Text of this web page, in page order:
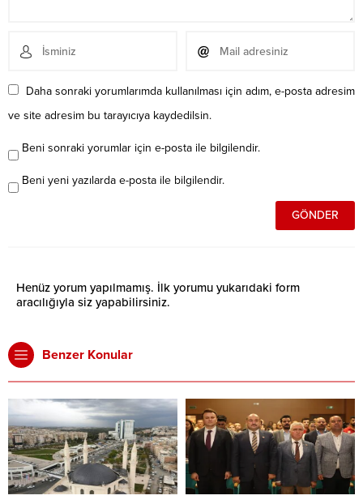
Daha sonraki yorumlarımda kullanılması için adım, e-posta adresim
ve site adresim bu tarayıcıya kaydedilsin.
Beni sonraki yorumlar için e-posta ile bilgilendir.
Beni yeni yazılarda e-posta ile bilgilendir.
Henüz yorum yapılmamış. İlk yorumu yukarıdaki form
aracılığıyla siz yapabilirsiniz.
Benzer Konular